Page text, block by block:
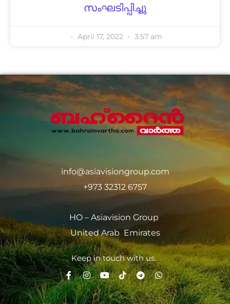
സംഘടിപ്പിച്ചു
April 17, 2022 3:57 am
info@asiavisiongroup.com
+973 32312 6757
HO – Asiavision Group
United Arab Emirates
Keep in touch with us.